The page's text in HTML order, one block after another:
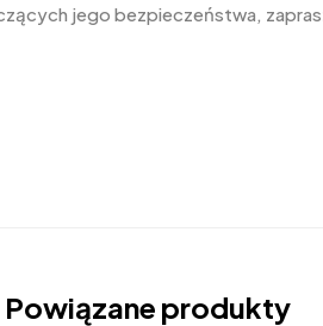
jego bezpieczeństwa,
Powiązane produkty